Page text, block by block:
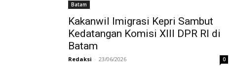
Batam
Kakanwil Imigrasi Kepri Sambut
Kedatangan Komisi XIII DPR RI di
Batam
Redaksi - 23/06/2026 0